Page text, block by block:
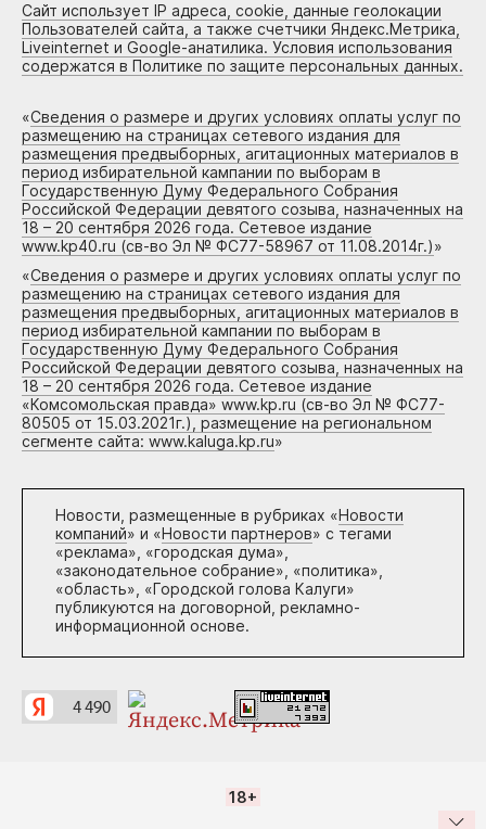
Сайт использует IP адреса, cookie, данные геолокации
Пользователей сайта, а также счетчики Яндекс.Метрика,
Liveinternet и Google-анатилика. Условия использования
содержатся в Политике по защите персональных данных.
«Сведения о размере и других условиях оплаты услуг по
размещению на страницах сетевого издания для
размещения предвыборных, агитационных материалов в
период избирательной кампании по выборам в
Государственную Думу Федерального Собрания
Российской Федерации девятого созыва, назначенных на
18 – 20 сентября 2026 года. Сетевое издание
www.kp40.ru (св-во Эл № ФС77-58967 от 11.08.2014г.)»
«Сведения о размере и других условиях оплаты услуг по
размещению на страницах сетевого издания для
размещения предвыборных, агитационных материалов в
период избирательной кампании по выборам в
Государственную Думу Федерального Собрания
Российской Федерации девятого созыва, назначенных на
18 – 20 сентября 2026 года. Сетевое издание
«Комсомольская правда» www.kp.ru (св-во Эл № ФС77-
80505 от 15.03.2021г.), размещение на региональном
сегменте сайта: www.kaluga.kp.ru»
Новости, размещенные в рубриках «Новости
компаний» и «Новости партнеров» с тегами
«реклама», «городская дума»,
«законодательное собрание», «политика»,
«область», «Городской голова Калуги»
публикуются на договорной, рекламно-
информационной основе.
18+